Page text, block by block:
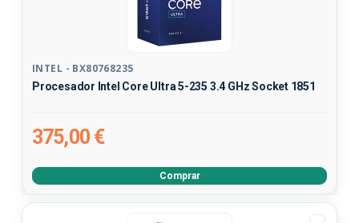
INTEL - BX80768235
Procesador Intel Core Ultra 5-235 3.4 GHz Socket 1851
375,00 €
Comprar